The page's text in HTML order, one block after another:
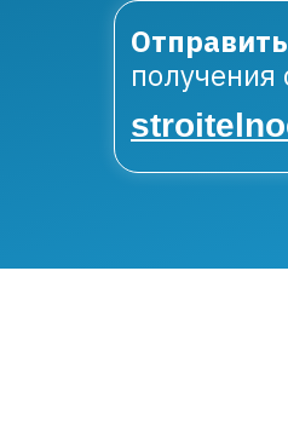
получения